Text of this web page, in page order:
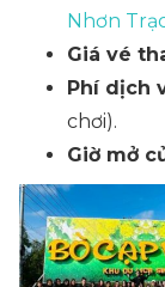
Nhơn
Giá vé
Phí dịch
chơi).
Giờ mở